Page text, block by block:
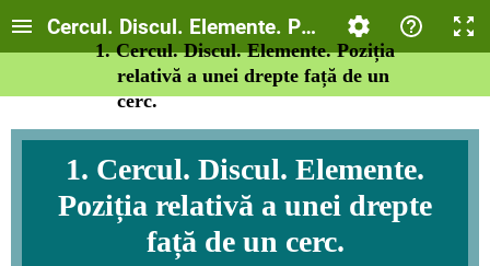
Cercul. Discul. Elemente. Poziția relativă a
1. Cercul. Discul. Elemente. Poziția
relativă a unei drepte față de un
cerc.
1. Cercul. Discul. Elemente.
Poziția relativă a unei drepte
față de un cerc.